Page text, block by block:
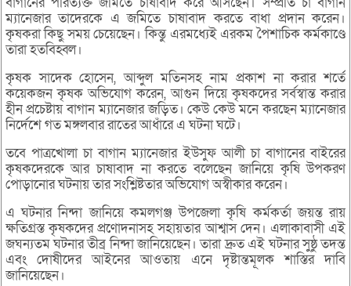
ম্যানেজার তাদেরকে এ জমিতে চাষাবাদ করতে বাধা প্রদান করেন।
কৃষকরা কিছু সময় চেয়েছেন। কিন্তু এরমধ্যেই এরকম পৈশাচিক কর্মকাণ্ডে
তারা হতবিহ্বল।
কৃষক সাদেক হোসেন, আব্দুল মতিনসহ নাম প্রকাশ না করার শর্তে
কয়েকজন কৃষক অভিযোগ করেন, আগুন দিয়ে কৃষকদের সর্বস্বান্ত করার
হীন প্রচেষ্টায় বাগান ম্যানেজার জড়িত। কেউ কেউ মনে করছেন ম্যানেজার
নির্দেশে গত মঙ্গলবার রাতের আধাঁরে এ ঘটনা ঘটে।
তবে পাত্রখোলা চা বাগান ম্যানেজার ইউসুফ আলী চা বাগানের বাইরের
কৃষকদেরকে আর চাষাবাদ না করতে বলেছেন জানিয়ে কৃষি উপকরণ
পোড়ানোর ঘটনায় তার সংশ্লিষ্টতার অভিযোগ অস্বীকার করেন।
এ ঘটনার নিন্দা জানিয়ে কমলগঞ্জ উপজেলা কৃষি কর্মকর্তা জয়ন্ত রায়
ক্ষতিগ্রস্ত কৃষকদের প্রণোদনাসহ সহায়তার আশ্বাস দেন। এলাকাবাসী এই
জঘন্যতম ঘটনার তীব্র নিন্দা জানিয়েছেন। তারা দ্রুত এই ঘটনার সুষ্ঠু তদন্ত
এবং দোষীদের আইনের আওতায় এনে দৃষ্টান্তমূলক শাস্তির দাবি
জানিয়েছেন।